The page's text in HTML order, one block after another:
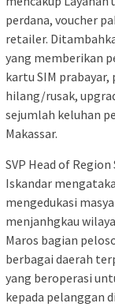
perdana, voucher
retailer.
yang memberikan
kartu SIM
hilang/rusak,
sejumlah keluhan
Makassar.
SVP Head of
Iskandar
mengedukasi
menjanhgkau
Maros bagian
berbagai daerah
yang beroperasi
kepada pelanggan